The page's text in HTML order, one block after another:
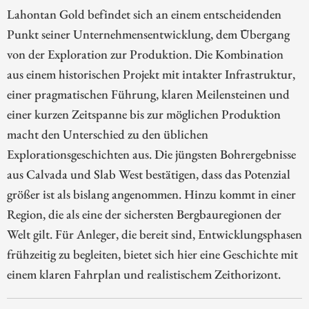
Lahontan Gold befindet sich an einem entscheidenden
Punkt seiner Unternehmensentwicklung, dem Übergang
von der Exploration zur Produktion. Die Kombination
aus einem historischen Projekt mit intakter Infrastruktur,
einer pragmatischen Führung, klaren Meilensteinen und
einer kurzen Zeitspanne bis zur möglichen Produktion
macht den Unterschied zu den üblichen
Explorationsgeschichten aus. Die jüngsten Bohrergebnisse
aus Calvada und Slab West bestätigen, dass das Potenzial
größer ist als bislang angenommen. Hinzu kommt in einer
Region, die als eine der sichersten Bergbauregionen der
Welt gilt. Für Anleger, die bereit sind, Entwicklungsphasen
frühzeitig zu begleiten, bietet sich hier eine Geschichte mit
einem klaren Fahrplan und realistischem Zeithorizont.